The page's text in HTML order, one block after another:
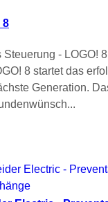
8
- LOGO!
8 startet das
Generation.